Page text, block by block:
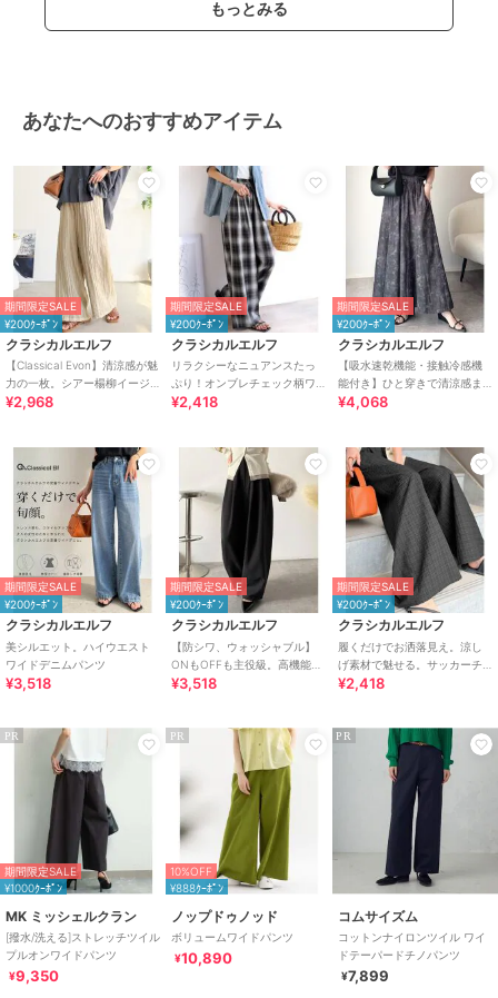
ストレートパンツ
ライプ
カモフラージュ柄/
原産国
もっとみる
あなたへのおすすめアイテム
期間限定SALE
¥200ｸｰﾎﾟﾝ
クラシカルエルフ
【Classical Evon】清涼感が魅
力の一枚。シアー楊柳イージ
ーパンツ（セットアップ可
¥2,968
期間限定SALE
¥200ｸｰﾎﾟﾝ
クラシカルエルフ
リラクシーなニュアンスたっ
ぷり！オンブレチェック柄ワ
イドイージーパンツ
¥2,418
期間限定SALE
¥200ｸｰﾎﾟﾝ
クラシカルエルフ
【吸水速乾機能・接触冷感機
能付き】ひと穿きで清涼感ま
とえる。ボリュームイージー
¥4,068
期間限定SALE
¥200ｸｰﾎﾟﾝ
クラシカルエルフ
美シルエット。ハイウエスト
ワイドデニムパンツ
¥3,518
期間限定SALE
¥200ｸｰﾎﾟﾝ
クラシカルエルフ
【防シワ、ウォッシャブル】
ONもOFFも主役級。高機能タ
ックワイドカーブシルエット
¥3,518
期間限定SALE
¥200ｸｰﾎﾟﾝ
クラシカルエルフ
履くだけでお洒落見え。涼し
げ素材で魅せる。サッカーチ
ェックタックワイドパンツ
¥2,418
PR
期間限定SALE
¥1000ｸｰﾎﾟﾝ
MK ミッシェルクラン
[撥水/洗える]ストレッチツイル
プルオンワイドパンツ
¥9,350
PR
10%OFF
¥888ｸｰﾎﾟﾝ
ノップドゥノッド
ボリュームワイドパンツ
¥10,890
PR
コムサイズム
コットンナイロンツイル ワイ
ドテーパードチノパンツ
¥7,899